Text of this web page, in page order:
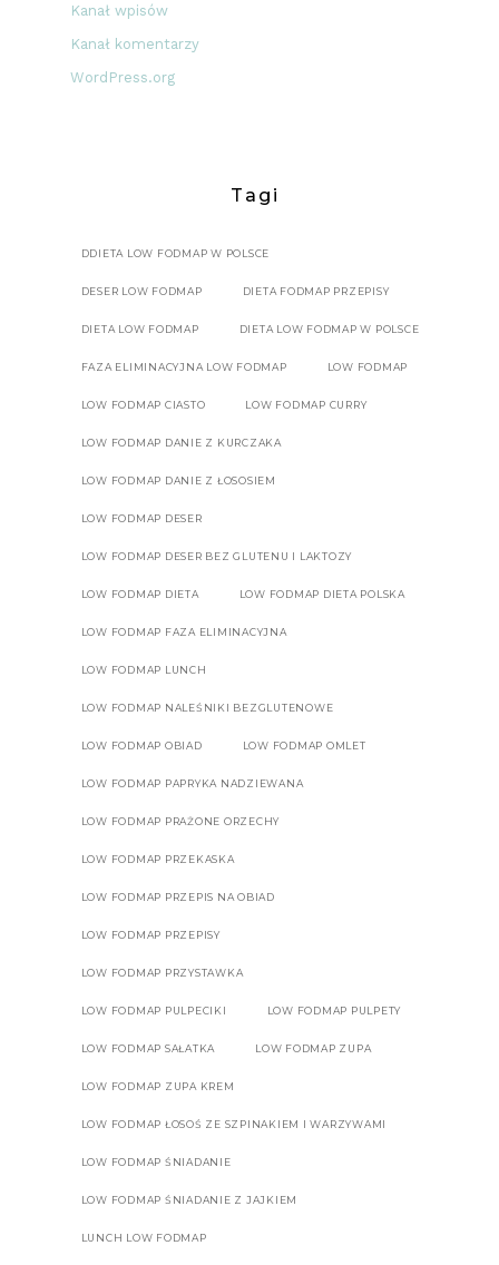
Kanał wpisów
Kanał komentarzy
WordPress.org
Tagi
DDIETA LOW FODMAP W POLSCE
DESER LOW FODMAP DIETA FODMAP PRZEPISY
DIETA LOW FODMAP DIETA LOW FODMAP W POLSCE
FAZA ELIMINACYJNA LOW FODMAP LOW FODMAP
LOW FODMAP CIASTO LOW FODMAP CURRY
LOW FODMAP DANIE Z KURCZAKA
LOW FODMAP DANIE Z ŁOSOSIEM
LOW FODMAP DESER
LOW FODMAP DESER BEZ GLUTENU I LAKTOZY
LOW FODMAP DIETA LOW FODMAP DIETA POLSKA
LOW FODMAP FAZA ELIMINACYJNA
LOW FODMAP LUNCH
LOW FODMAP NALEŚNIKI BEZGLUTENOWE
LOW FODMAP OBIAD LOW FODMAP OMLET
LOW FODMAP PAPRYKA NADZIEWANA
LOW FODMAP PRAŻONE ORZECHY
LOW FODMAP PRZEKASKA
LOW FODMAP PRZEPIS NA OBIAD
LOW FODMAP PRZEPISY
LOW FODMAP PRZYSTAWKA
LOW FODMAP PULPECIKI LOW FODMAP PULPETY
LOW FODMAP SAŁATKA LOW FODMAP ZUPA
LOW FODMAP ZUPA KREM
LOW FODMAP ŁOSOŚ ZE SZPINAKIEM I WARZYWAMI
LOW FODMAP ŚNIADANIE
LOW FODMAP ŚNIADANIE Z JAJKIEM
LUNCH LOW FODMAP